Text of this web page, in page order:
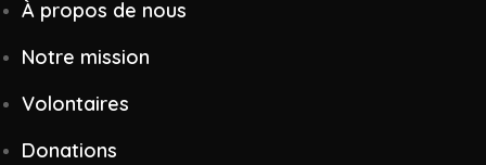
À propos de nous
Notre mission
Volontaires
Donations